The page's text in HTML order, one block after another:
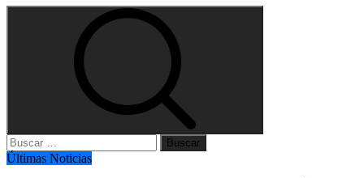
Buscar:
Últimas Noticias